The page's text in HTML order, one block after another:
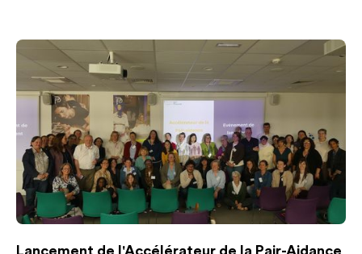
Lancement de l'Accélérateur de la Pair-Aidance